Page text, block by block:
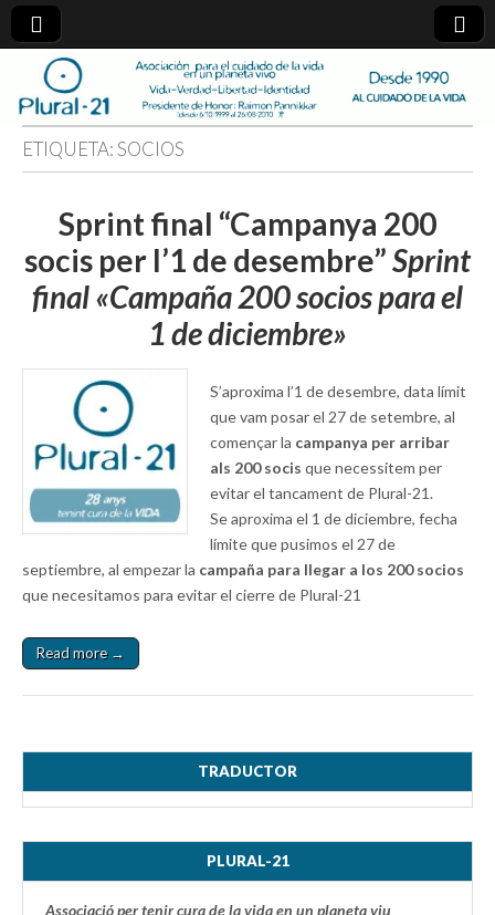
plural-
21.org
ETIQUETA:SOCIOS
Sprint final “Campanya 200
socis per l’1 de desembre”Sprint
final «Campaña 200 socios para el
1 de diciembre»
S’aproxima l’1 de desembre, data límit
que vam posar el 27 de setembre, al
començar la campanya per arribar
als 200 socis que necessitem per
evitar el tancament de Plural-21.
Se aproxima el 1 de diciembre, fecha
límite que pusimos el 27 de
septiembre, al empezar la campaña para llegar a los 200 socios
que necesitamos para evitar el cierre de Plural-21
Read more →
TRADUCTOR
PLURAL-21
Associació per tenir cura de la vida en un planeta viu